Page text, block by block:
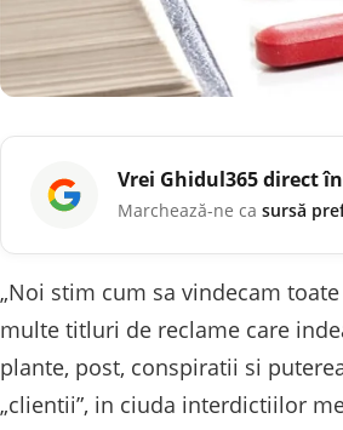
Vrei Ghidul365direct
Marchează-ne ca sursă
„Noi stim cum sa vindecam
multe titluri de reclame care
plante, post, conspiratii si
„clientii”, in ciuda interdictiilor